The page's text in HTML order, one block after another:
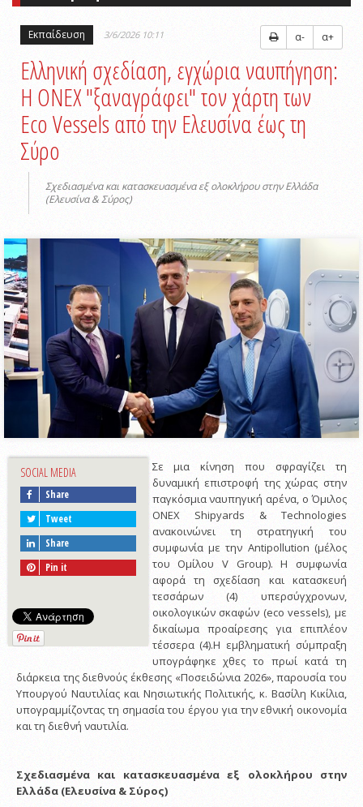
Εκπαίδευση 3/6/2026 10:11 α- α+
Ελληνική σχεδίαση, εγχώρια ναυπήγηση:
Η ONEX "ξαναγράφει" τον χάρτη των
Eco Vessels από την Ελευσίνα έως τη
Σύρο
Σχεδιασμένα και κατασκευασμένα εξ ολοκλήρου στην Ελλάδα
(Ελευσίνα & Σύρος)
SOCIAL MEDIA
Share
Tweet
Share
Pin it
Σε μια κίνηση που σφραγίζει τη
δυναμική επιστροφή της χώρας στην
παγκόσμια ναυπηγική αρένα, ο Όμιλος
ONEX Shipyards & Technologies
ανακοινώνει τη στρατηγική του
συμφωνία με την Antipollution (μέλος
του Ομίλου V Group). Η συμφωνία
αφορά τη σχεδίαση και κατασκευή
τεσσάρων (4) υπερσύγχρονων,
οικολογικών σκαφών (eco vessels), με
δικαίωμα προαίρεσης για επιπλέον
τέσσερα (4).Η εμβληματική σύμπραξη
υπογράφηκε χθες το πρωί κατά τη
διάρκεια της διεθνούς έκθεσης «Ποσειδώνια 2026», παρουσία του
Υπουργού Ναυτιλίας και Νησιωτικής Πολιτικής, κ. Βασίλη Κικίλια,
υπογραμμίζοντας τη σημασία του έργου για την εθνική οικονομία
και τη διεθνή ναυτιλία.
Σχεδιασμένα και κατασκευασμένα εξ ολοκλήρου στην
Ελλάδα (Ελευσίνα & Σύρος)